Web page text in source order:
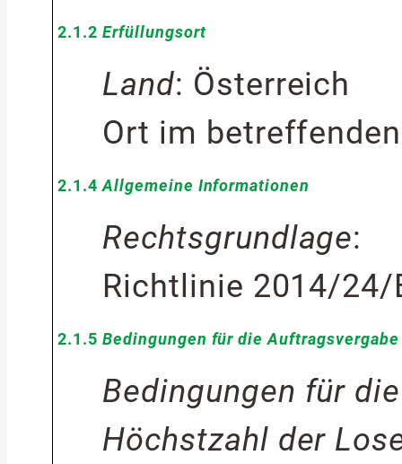
2.1.2 Erfüllungsort
Land: Österreich
Ort im
2.1.4Allgemeine Informationen
Rechtsgrundlage:
Richtlinie 2014/24/
2.1.5 Bedingungen für die Auftragsvergabe
Bedingungen für
Höchstzahl der